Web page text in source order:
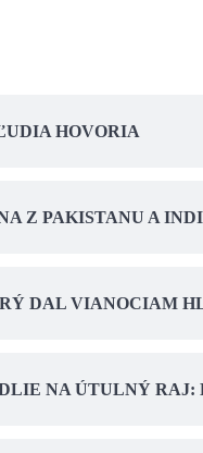
HOVORIA
Z PAKISTANU A
DAL VIANOCIAM
NA ÚTULNÝ